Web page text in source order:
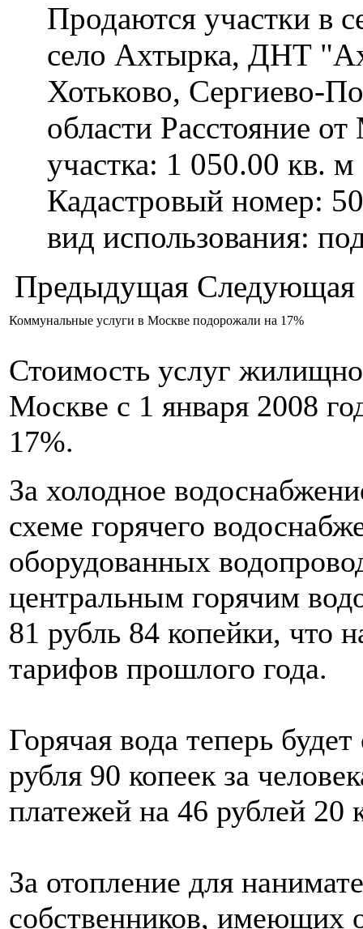
Продаются участки в
село Ахтырка, ДНТ
Хотьково, Сергиево-
области Расстояние
участка: 1 050.00 кв.
Кадастровый номер:
вид использования:
Предыдущая Следующая
Коммунальные услуги в Москве подорожали на 17%
Стоимость услуг
Москве с 1 января 2008
17%.
За холодное
схеме горячего
оборудованных
центральным горячим
81 рубль 84 копейки, что
тарифов прошлого года.
Горячая вода теперь
рубля 90 копеек за
платежей на 46 рублей 20
За отопление для
собственников, имеющих